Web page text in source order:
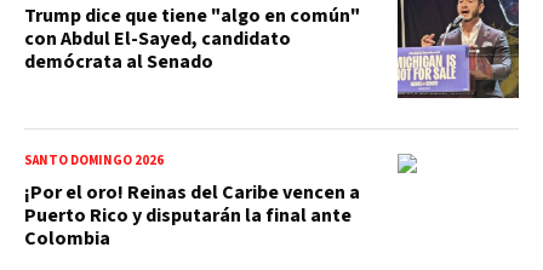
Trump dice que tiene "algo en común"
con Abdul El-Sayed, candidato
demócrata al Senado
SANTO DOMINGO 2026
¡Por el oro! Reinas del Caribe vencen a
Puerto Rico y disputarán la final ante
Colombia